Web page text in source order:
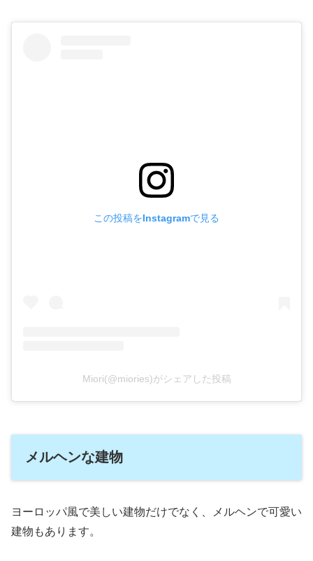
この投稿をInstagramで見る
Miori(@miories)がシェアした投稿
メルヘンな建物
ヨーロッパ風で美しい建物だけでなく、メルヘンで可愛い
建物もあります。